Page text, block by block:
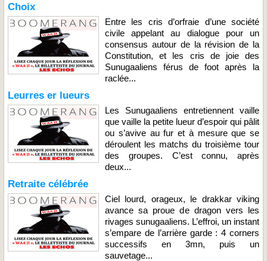
Choix
Entre les cris d’orfraie d’une société
civile appelant au dialogue pour un
consensus autour de la révision de la
Constitution, et les cris de joie des
Sunugaaliens férus de foot après la
raclée...
Leurres er lueurs
Les Sunugaaliens entretiennent vaille
que vaille la petite lueur d’espoir qui pâlit
ou s’avive au fur et à mesure que se
déroulent les matchs du troisième tour
des groupes. C’est connu, après
deux...
Retraite célébrée
Ciel lourd, orageux, le drakkar viking
avance sa proue de dragon vers les
rivages sunugaaliens. L’effroi, un instant
s’empare de l’arrière garde : 4 corners
successifs en 3mn, puis un
sauvetage...